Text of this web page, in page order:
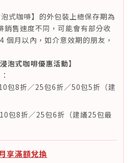
泡式咖啡】的外包裝上總保存期為
銷售速度不同，可能會有部分收
個月以內，如介意效期的朋友，
泡式咖啡優惠活動】
包8折／25包6折／50包5折（建
包8折／25包6折（建議25包最
享滿額兌換